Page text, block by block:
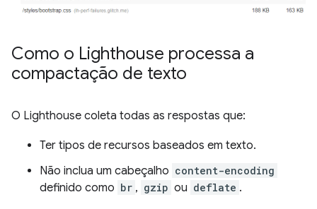
Como o Lighthouse processa a
compactação de texto
O Lighthouse coleta todas as respostas que:
Ter tipos de recursos baseados em texto.
Não inclua um cabeçalho content-encoding
definido como br , gzip ou deflate .